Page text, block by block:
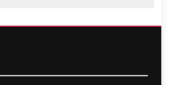
സർക്കാരിനെതിരെ